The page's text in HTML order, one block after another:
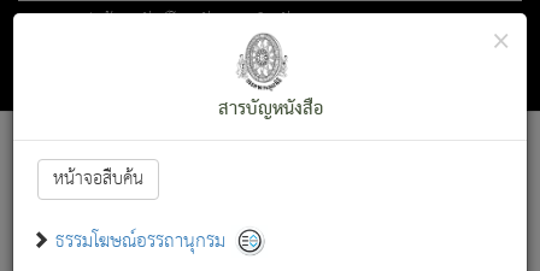
ตอน 1 ว่าด้วย สัตว์โลกกับจตุราริยสัจ
สารบัญ×
สารบัญหนังสือ
หน้าจอสืบค้น
ธรรมโฆษณ์อรรถานุกรม
Font :15 ]||
สัตว์โลกนี้ เกิดความเดือดร้อนแล้ว มีผัสสะบังหน้า